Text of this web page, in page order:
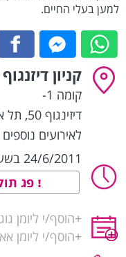
למען בעלי החיים.
קניון
קומה 1-
דיזינגוף 50
, תל
לאירועים
24/6/2011 בשעה 11:00-16:00
פג
+הוסף/י ליומן
+הוסף/י ליומן